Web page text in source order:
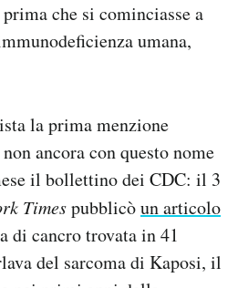
che si cominciasse a
umana,
la prima menzione
ancora con questo nome
il bollettino dei CDC: il 3
Timespubblicòun articolo
di cancro trovata in 41
del sarcoma di Kaposi, il